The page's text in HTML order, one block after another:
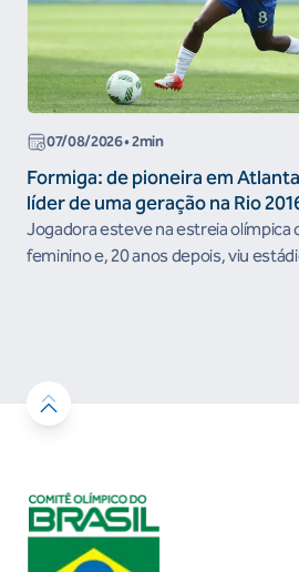
07/08/2026• 2min
Formiga: de pioneira em
líder de uma geração na Rio
Jogadora esteve na estreia olímpica
feminino e, 20 anos depois, viu